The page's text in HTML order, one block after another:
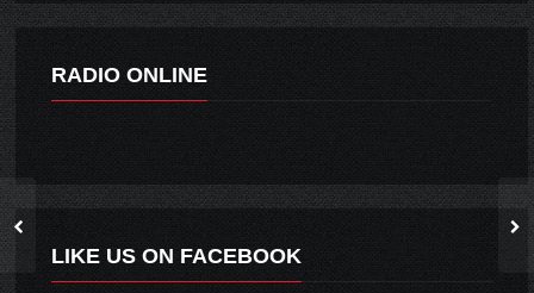
RADIO ONLINE
LIKE US ON FACEBOOK